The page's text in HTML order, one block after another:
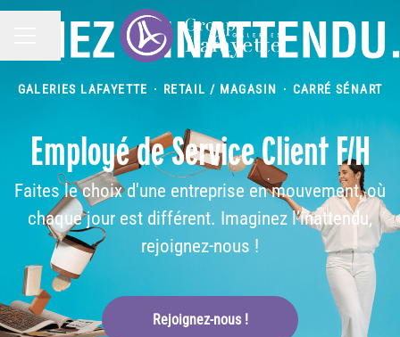
MENU CARRIÈRE
Partager la page
GALERIES LAFAYETTE · RETAIL / MAGASIN · CARRÉ SÉNART
Employé de Service Client F/H
Faites le choix d'une entreprise en mouvement, où
chaque jour est différent. Imaginez l’inattendu,
rejoignez-nous !
Rejoignez-nous !